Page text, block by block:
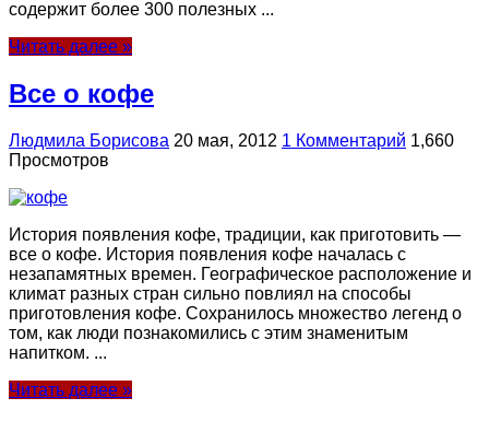
содержит более 300 полезных ...
Читать далее »
Все о кофе
Людмила Борисова 20 мая, 2012 1 Комментарий 1,660
Просмотров
История появления кофе, традиции, как приготовить —
все о кофе. История появления кофе началась с
незапамятных времен. Географическое расположение и
климат разных стран сильно повлиял на способы
приготовления кофе. Сохранилось множество легенд о
том, как люди познакомились с этим знаменитым
напитком. ...
Читать далее »